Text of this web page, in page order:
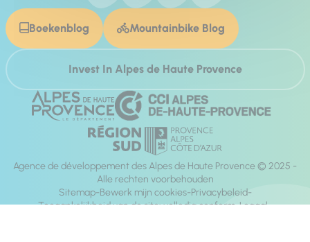
Boekenblog Mountainbike Blog
Invest In Alpes de Haute Provence
Agence de développement des Alpes de Haute Provence © 2025 -
Alle rechten voorbehouden
Sitemap Bewerk mijn cookies Privacybeleid
Toegankelijkheid van de site: volledig conform Legaal